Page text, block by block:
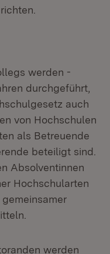
richten.
werden -
durchgeführt,
auch
von Hochschulen
als Betreuende
beteiligt sind.
Absolventinnen
Hochschularten
werden